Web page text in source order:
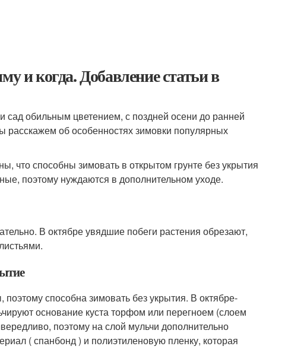
и когда. Добавление статьи в
обильным цветением, с поздней осени до ранней
расскажем об особенностях зимовки популярных
что способны зимовать в открытом грунте без укрытия
поэтому нуждаются в дополнительном уходе.
В октябре увядшие побеги растения обрезают,
способна зимовать без укрытия. В октябре-
основание куста торфом или перегноем (слоем
поэтому на слой мульчи дополнительно
( спанбонд ) и полиэтиленовую пленку, которая